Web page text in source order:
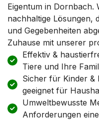
Eigentum in Dornbach.
nachhaltige Lösungen,
und Gegebenheiten
Zuhause mit unserer
Effektiv &
Tiere und Ihre
Sicher für Kinder &
geeignet für
Umweltbewusste
Anforderungen